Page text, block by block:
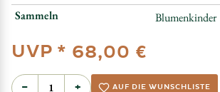
Sammeln
Blumenkinder
UVP * 68,00 €
− + AUF DIE WUNSCHLISTE